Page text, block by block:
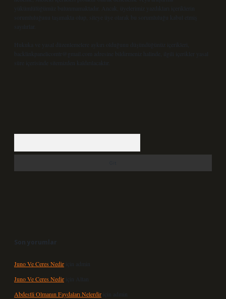
yükümlülüğümüz bulunmamaktadır. Ancak, üyelerimiz yazdıkları içeriklerin
sorumluluğunu taşımakta olup, siteye üye olarak bu sorumluluğu kabul etmiş
sayılırlar.
Hukuka ve yasal düzenlemelere aykırı olduğunu düşündüğünüz içerikleri,
backlinkpanelicomtr@gmail.com
adresine bildirmeniz halinde, ilgili içerikler yasal
süre içerisinde sitemizden kaldırılacaktır.
Son yorumlar
Juno Ve Ceres Nedir için
admin
Juno Ve Ceres Nedir için Altan
Abdestli Olmanın Faydaları Nelerdir için
admin